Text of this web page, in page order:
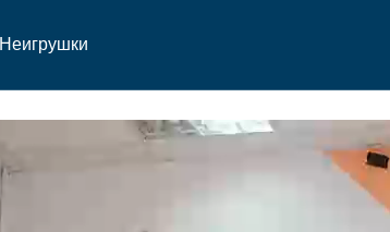
Неигрушки